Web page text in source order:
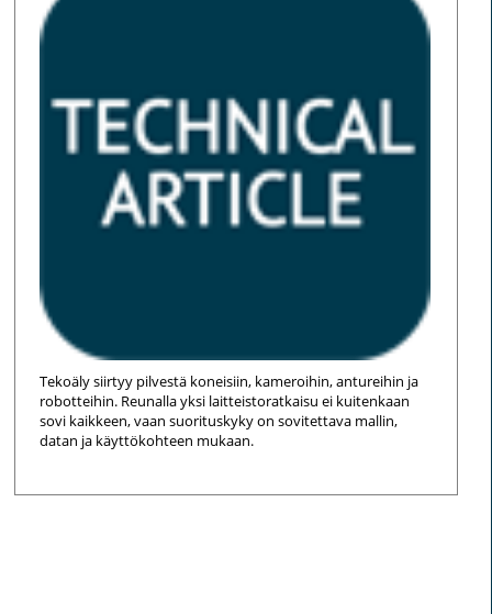
Tekoäly siirtyy pilvestä koneisiin, kameroihin, antureihin ja
robotteihin. Reunalla yksi laitteistoratkaisu ei kuitenkaan
sovi kaikkeen, vaan suorituskyky on sovitettava mallin,
datan ja käyttökohteen mukaan.